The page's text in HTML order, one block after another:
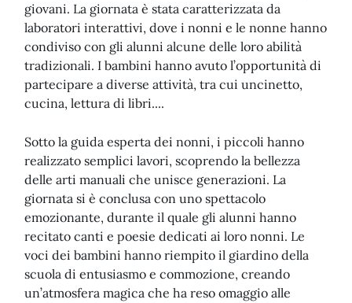
giovani. La giornata è stata caratterizzata da
laboratori interattivi, dove i nonni e le nonne hanno
condiviso con gli alunni alcune delle loro abilità
tradizionali. I bambini hanno avuto l’opportunità di
partecipare a diverse attività, tra cui uncinetto,
cucina, lettura di libri....
Sotto la guida esperta dei nonni, i piccoli hanno
realizzato semplici lavori, scoprendo la bellezza
delle arti manuali che unisce generazioni. La
giornata si è conclusa con uno spettacolo
emozionante, durante il quale gli alunni hanno
recitato canti e poesie dedicati ai loro nonni. Le
voci dei bambini hanno riempito il giardino della
scuola di entusiasmo e commozione, creando
un’atmosfera magica che ha reso omaggio alle